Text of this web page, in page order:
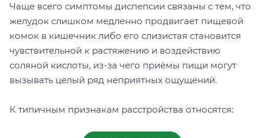
Чаще всего симптомы диспепсии связаны с тем, что
желудок слишком медленно продвигает пищевой
комок в кишечник либо его слизистая становится
чувствительной к растяжению и воздействию
соляной кислоты, из-за чего приёмы пищи могут
вызывать целый ряд неприятных ощущений.
К типичным признакам расстройства относятся: